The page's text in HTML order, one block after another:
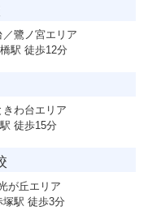
鷺ノ宮エリア
駅 徒歩12分
わ台エリア
徒歩15分
が丘エリア
駅 徒歩3分